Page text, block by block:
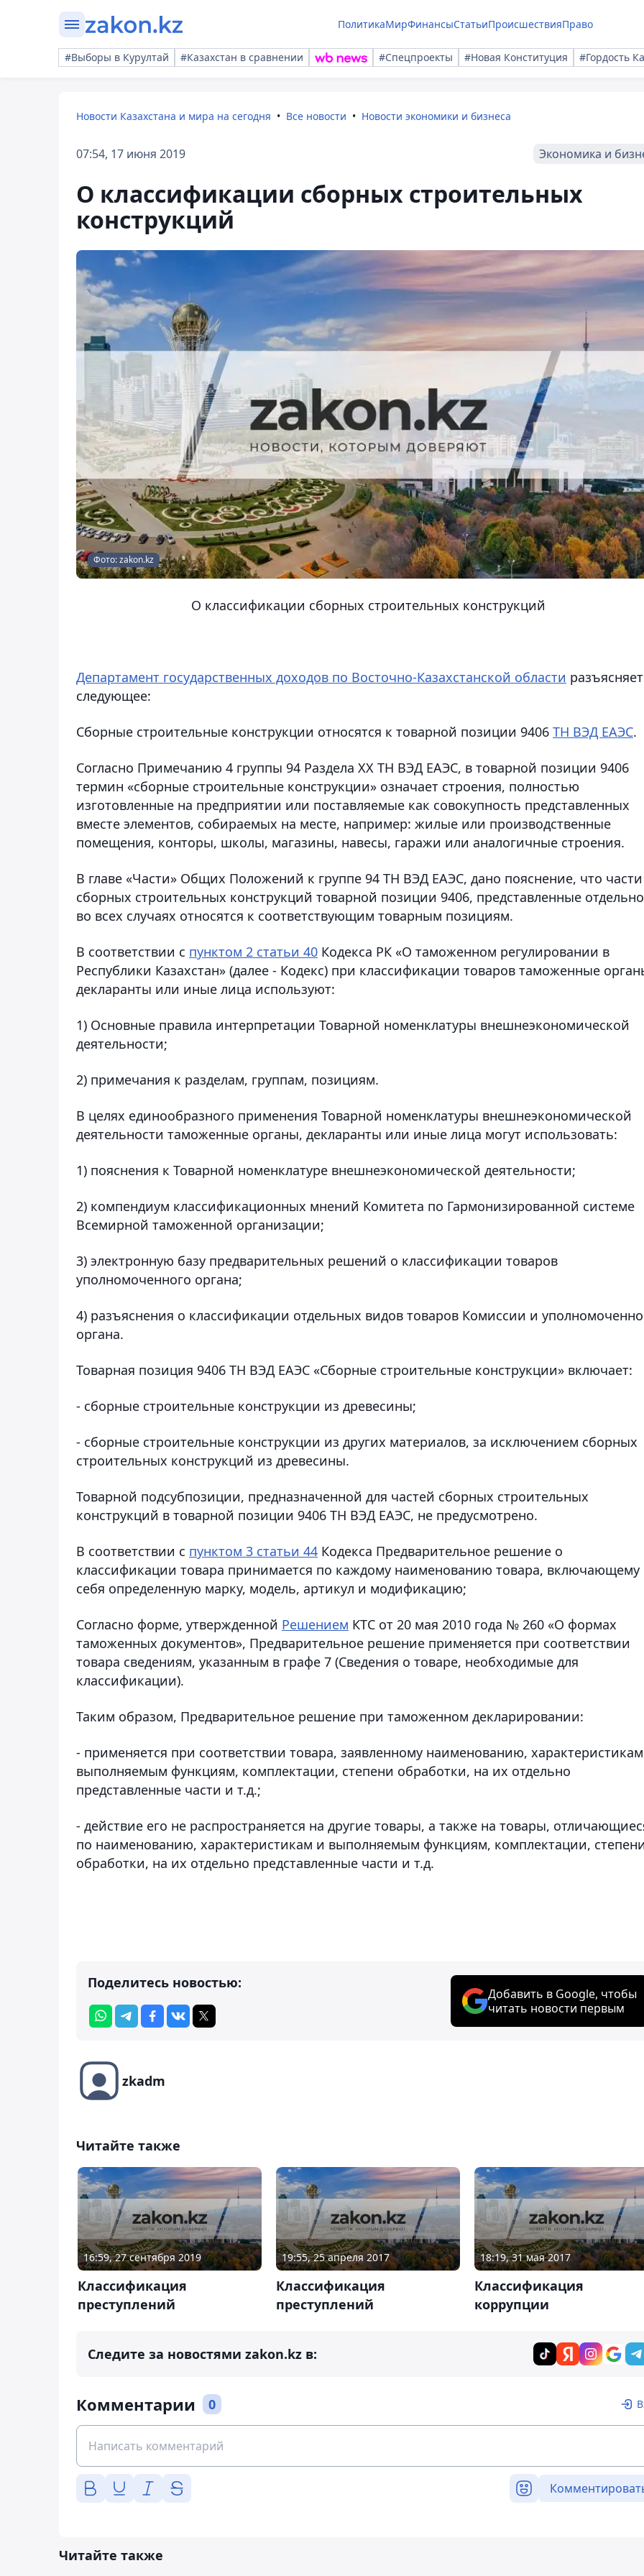
ПолитикаМирФинансыСтатьиПроисшествияПраво
#Выборы в Курултай #Казахстан в сравнении #Спецпроекты #Новая Конституция #Гордость
Новости Казахстана и мира на сегодня Все новости Новости экономики и бизнеса
07:54, 17 июня 2019 Экономика и
О классификации сборных строительных
конструкций
Фото: zakon.kz
О классификации сборных строительных конструкций
Департамент государственных доходов по Восточно-Казахстанской области разъясняет
следующее:
Сборные строительные конструкции относятся к товарной позиции 9406 ТН ВЭД ЕАЭС.
Согласно Примечанию 4 группы 94 Раздела XX ТН ВЭД ЕАЭС, в товарной позиции 9406
термин «сборные строительные конструкции» означает строения, полностью
изготовленные на предприятии или поставляемые как совокупность представленных
вместе элементов, собираемых на месте, например: жилые или производственные
помещения, конторы, школы, магазины, навесы, гаражи или аналогичные строения.
В главе «Части» Общих Положений к группе 94 ТН ВЭД ЕАЭС, дано пояснение, что части
сборных строительных конструкций товарной позиции 9406, представленные
во всех случаях относятся к соответствующим товарным позициям.
В соответствии с пунктом 2 статьи 40 Кодекса РК «О таможенном регулировании в
Республики Казахстан» (далее - Кодекс) при классификации товаров таможенные
декларанты или иные лица используют:
1) Основные правила интерпретации Товарной номенклатуры внешнеэкономической
деятельности;
2) примечания к разделам, группам, позициям.
В целях единообразного применения Товарной номенклатуры внешнеэкономической
деятельности таможенные органы, декларанты или иные лица могут использовать:
1) пояснения к Товарной номенклатуре внешнеэкономической деятельности;
2) компендиум классификационных мнений Комитета по Гармонизированной системе
Всемирной таможенной организации;
3) электронную базу предварительных решений о классификации товаров
уполномоченного органа;
4) разъяснения о классификации отдельных видов товаров Комиссии и
органа.
Товарная позиция 9406 ТН ВЭД ЕАЭС «Сборные строительные конструкции» включает:
- сборные строительные конструкции из древесины;
- сборные строительные конструкции из других материалов, за исключением сборных
строительных конструкций из древесины.
Товарной подсубпозиции, предназначенной для частей сборных строительных
конструкций в товарной позиции 9406 ТН ВЭД ЕАЭС, не предусмотрено.
В соответствии с пунктом 3 статьи 44 Кодекса Предварительное решение о
классификации товара принимается по каждому наименованию товара, включающему
себя определенную марку, модель, артикул и модификацию;
Согласно форме, утвержденной Решением КТС от 20 мая 2010 года № 260 «О формах
таможенных документов», Предварительное решение применяется при соответствии
товара сведениям, указанным в графе 7 (Сведения о товаре, необходимые для
классификации).
Таким образом, Предварительное решение при таможенном декларировании:
- применяется при соответствии товара, заявленному наименованию,
выполняемым функциям, комплектации, степени обработки, на их отдельно
представленные части и т.д.;
- действие его не распространяется на другие товары, а также на товары,
по наименованию, характеристикам и выполняемым функциям, комплектации,
обработки, на их отдельно представленные части и т.д.
Поделитесь новостью:
Добавить в Google, чтобы
читать новости первым
zkadm
Читайте также
16:59, 27 сентября 2019
Классификация
преступлений
19:55, 25 апреля 2017
Классификация
преступлений
18:19, 31 мая 2017
Классификация
коррупции
Следите за новостями zakon.kz в:
Комментарии 0
Читайте также